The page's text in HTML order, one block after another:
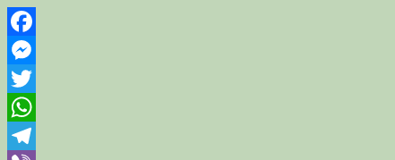
Facebook
Messenger
Twitter
WhatsApp